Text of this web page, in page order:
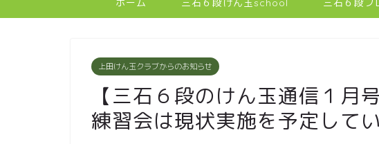
ホーム 三石６段けん玉school 三石６段ブ
上田けん玉クラブからのお知らせ
【三石６段のけん玉通信１月
練習会は現状実施を予定して